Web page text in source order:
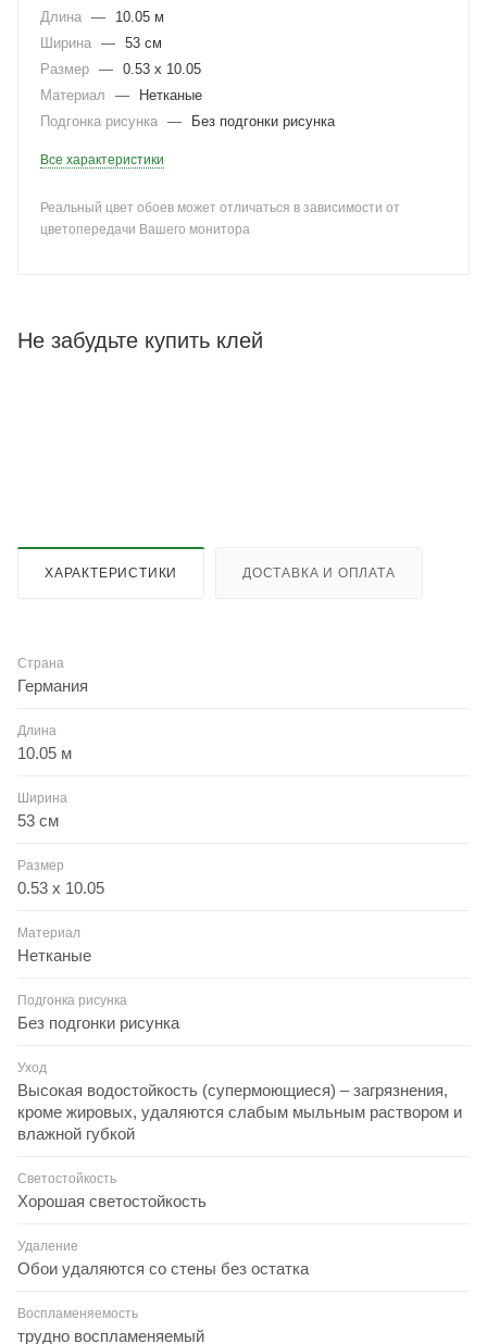
Длина —
10.05 м
Ширина — 53 см
Размер — 0.53 x 10.05
Материал
—
Нетканые
Подгонка рисунка — Без подгонки рисунка
Все характеристики
Реальный цвет обоев может отличаться в зависимости от
цветопередачи Вашего монитора
Не забудьте купить клей
ХАРАКТЕРИСТИКИ ДОСТАВКА И ОПЛАТА
Страна
Германия
Длина
10.05 м
Ширина
53 см
Размер
0.53 x 10.05
Материал
Нетканые
Подгонка рисунка
Без подгонки рисунка
Уход
Высокая водостойкость (супермоющиеся) – загрязнения,
кроме жировых, удаляются слабым мыльным раствором и
влажной губкой
Светостойкость
Хорошая светостойкость
Удаление
Обои удаляются со стены без остатка
Воспламеняемость
трудно воспламеняемый